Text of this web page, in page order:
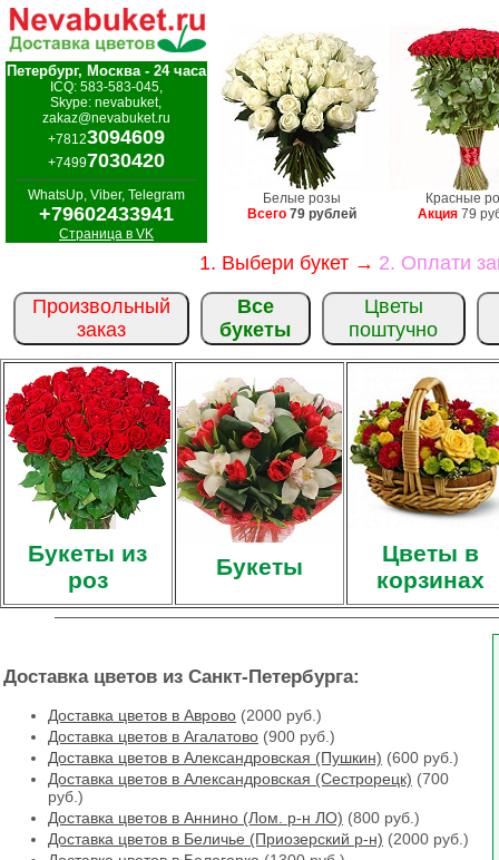
Петербург, Москва - 24 часа
ICQ: 583-583-045,
Skype: nevabuket,
zakaz@nevabuket.ru
+78123094609
+74997030420
WhatsUp, Viber, Telegram
+79602433941
Страница в VK
Белые розы
Всего 79 рублей
Красные
Акция 79
1. Выбери букет → 2. Оплати
Произвольный
заказ
Все
букеты
Цветы
поштучно
Букеты из
роз
Букеты
Цветы в
корзинах
Доставка цветов из Санкт-Петербурга:
Доставка цветов в Аврово (2000 руб.)
Доставка цветов в Агалатово (900 руб.)
Доставка цветов в Александровская (Пушкин) (600 руб.)
Доставка цветов в Александровская (Сестрорецк) (700
руб.)
Доставка цветов в Аннино (Лом. р-н ЛО) (800 руб.)
Доставка цветов в Беличье (Приозерский р-н) (2000 руб.)